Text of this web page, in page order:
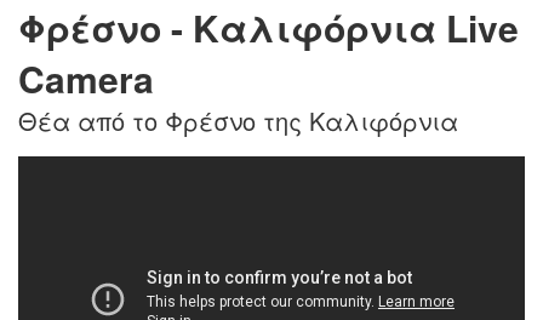
Φρέσνο - Καλιφόρνια Live
Camera
Θέα από το Φρέσνο της Καλιφόρνια